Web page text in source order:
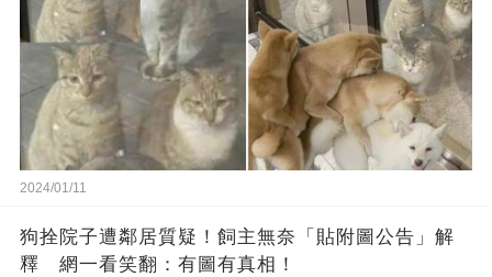
2024/01/11
狗拴院子遭鄰居質疑！飼主無奈「貼附圖公告」解
釋 網一看笑翻：有圖有真相！